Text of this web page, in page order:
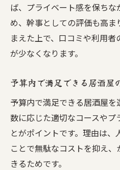
ば、プライベート感を保ち
め、幹事としての評価も高
まえた上で、口コミや利用
が少なくなります。
予算内で満足できる居酒屋
予算内で満足できる居酒屋
数に応じた適切なコースや
とがポイントです。理由は
ことで無駄なコストを抑え
きるためです。